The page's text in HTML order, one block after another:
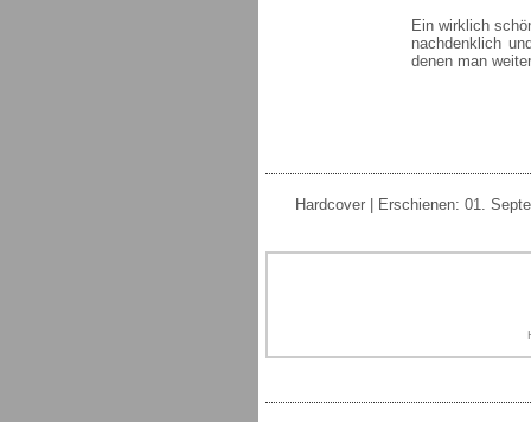
Ein wirklich
nachdenklich
denen man
Hardcover | Erschienen: 01.